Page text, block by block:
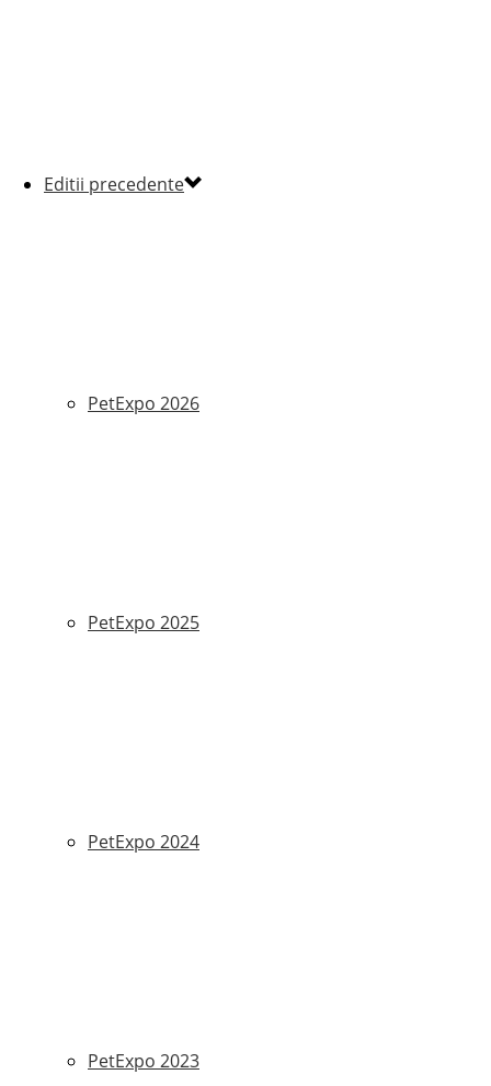
Editii precedente
PetExpo 2026
PetExpo 2025
PetExpo 2024
PetExpo 2023